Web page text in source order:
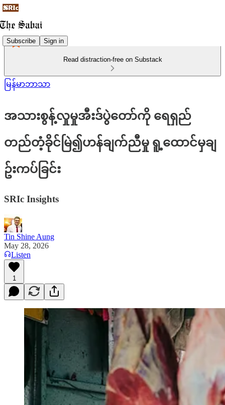
Subscribe Sign in
Read distraction-free on Substack
မြန်မာဘာသာ
အသားစွန့်လှုမှုအီးဒ်ပွဲတော်ကို ရေရှည်
တည်တံ့ခိုင်မြဲ၍ဟန်ချက်ညီမှု ရူ့ထောင်မှချ
ဥ်းကပ်ခြင်း
SRIc Insights
Tin Shine Aung
May 28, 2026
Listen
1